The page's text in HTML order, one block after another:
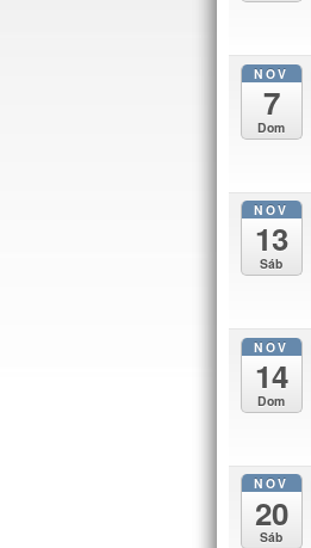
NOV
7
Dom
NOV
13
Sáb
NOV
14
Dom
NOV
20
Sáb